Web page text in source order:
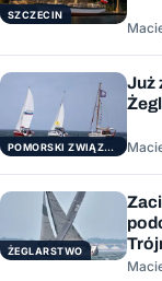
SZCZECIN
POMORSKI ZWIĄZEK ŻEGLARSKI
Już
ŻEGLARSTWO